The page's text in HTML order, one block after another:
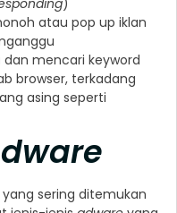
)
atau pop up iklan
mencari keyword
browser, terkadang
asing seperti
yang sering ditemukan